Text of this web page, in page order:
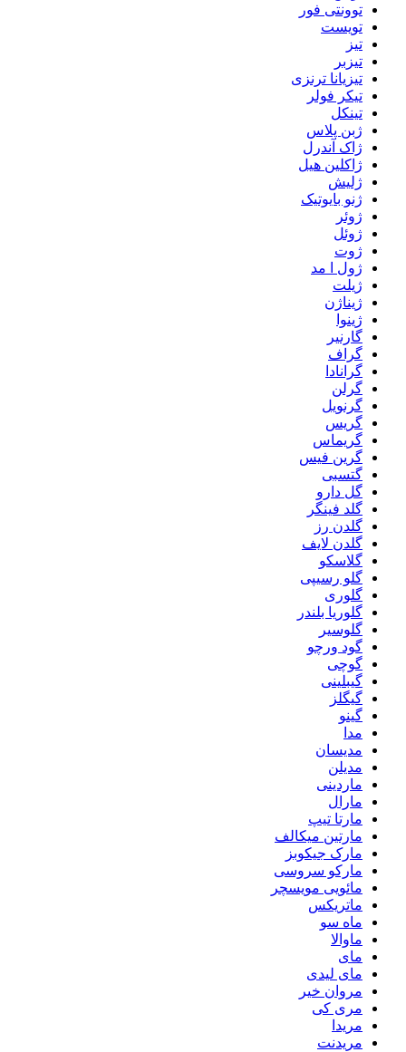
توونتی فور
تویست
تیز
تیزبر
تیزیانا ترنزی
تیکر فولر
تینکل
ژبن پلاس
ژاک آندرل
ژاکلین هیل
ژلیش
ژنو بایوتیک
ژوئر
ژوئل
ژوت
ژول ا مد
ژیلت
ژیناژن
ژینوا
گارنیر
گراف
گرانادا
گرلن
گرنویل
گریس
گریماس
گرین فیس
گتسبی
گل دارو
گلد فینگر
گلدن رز
گلدن لایف
گلاسکو
گلو رسیپی
گلوری
گلوریا بلندر
گلوسیر
گود ورچو
گوچی
گیبلینی
گیگلز
گینو
مدا
مدیسان
مدیلن
ماردینی
مارال
مارتا تیپ
مارتین میکالف
مارک جیکوبز
مارکو سروسی
مائویی مویسچر
ماتریکس
ماه سو
ماوالا
مای
مای لیدی
مروان خیر
مری کی
مریدا
مریدنت